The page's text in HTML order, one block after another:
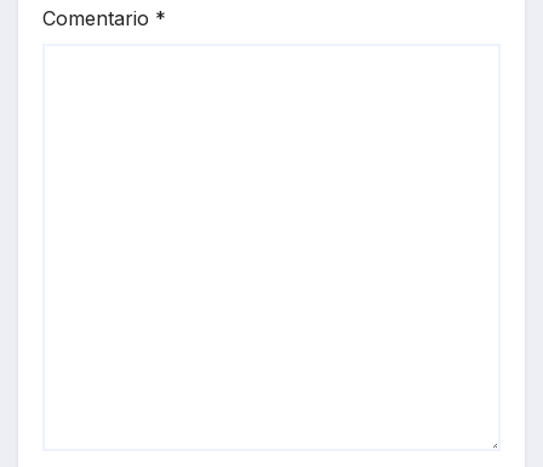
Comentario *